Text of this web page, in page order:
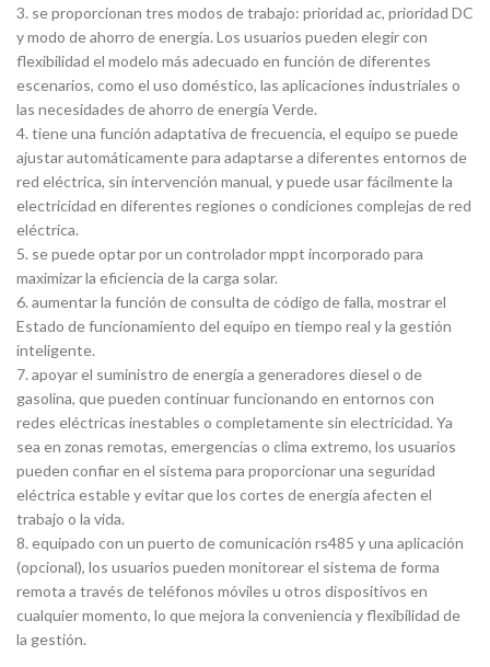
3. se proporcionan tres modos de trabajo: prioridad ac, prioridad DC
y modo de ahorro de energía. Los usuarios pueden elegir con
flexibilidad el modelo más adecuado en función de diferentes
escenarios, como el uso doméstico, las aplicaciones industriales o
las necesidades de ahorro de energía Verde.
4. tiene una función adaptativa de frecuencia, el equipo se puede
ajustar automáticamente para adaptarse a diferentes entornos de
red eléctrica, sin intervención manual, y puede usar fácilmente la
electricidad en diferentes regiones o condiciones complejas de red
eléctrica.
5. se puede optar por un controlador mppt incorporado para
maximizar la eficiencia de la carga solar.
6. aumentar la función de consulta de código de falla, mostrar el
Estado de funcionamiento del equipo en tiempo real y la gestión
inteligente.
7. apoyar el suministro de energía a generadores diesel o de
gasolina, que pueden continuar funcionando en entornos con
redes eléctricas inestables o completamente sin electricidad. Ya
sea en zonas remotas, emergencias o clima extremo, los usuarios
pueden confiar en el sistema para proporcionar una seguridad
eléctrica estable y evitar que los cortes de energía afecten el
trabajo o la vida.
8. equipado con un puerto de comunicación rs485 y una aplicación
(opcional), los usuarios pueden monitorear el sistema de forma
remota a través de teléfonos móviles u otros dispositivos en
cualquier momento, lo que mejora la conveniencia y flexibilidad de
la gestión.